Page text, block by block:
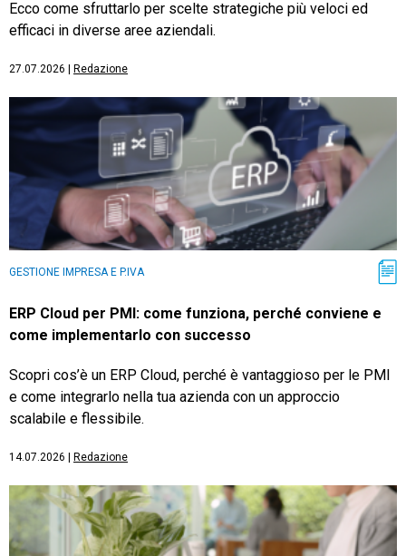
Ecco come sfruttarlo per scelte strategiche più veloci ed
efficaci in diverse aree aziendali.
27.07.2026 Redazione
GESTIONE IMPRESA E P.IVA
ERP Cloud per PMI: come funziona, perché conviene e
come implementarlo con successo
Scopri cos’è un ERP Cloud, perché è vantaggioso per le PMI
e come integrarlo nella tua azienda con un approccio
scalabile e flessibile.
14.07.2026 Redazione